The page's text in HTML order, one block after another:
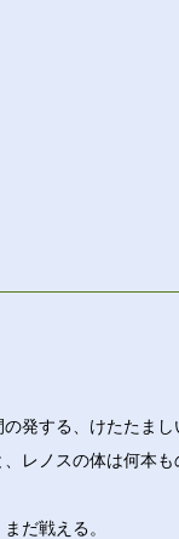
発する、けたたまし
レノスの体は何本も
だ戦える。